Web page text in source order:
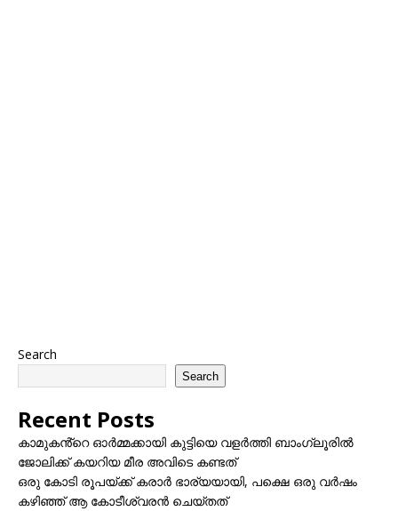
Search
Search
Recent Posts
കാമുകൻ്റെ ഓർമ്മക്കായി കുട്ടിയെ വളർത്തി ബാംഗ്ലൂരിൽ
ജോലിക്ക് കയറിയ മീര അവിടെ കണ്ടത്
ഒരു കോടി രൂപയ്ക്ക് കരാർ ഭാര്യയായി, പക്ഷെ ഒരു വർഷം
കഴിഞ്ഞ് ആ കോടീശ്വരൻ ചെയ്തത്